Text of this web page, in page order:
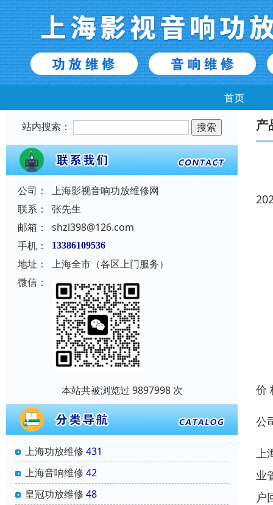
首页
站内搜索：
公司：
上海影视音响功放维修网
联系：
张先生
邮箱：
shzl398@126.com
手机：
13386109536
地址：
上海全市（各区上门服务）
微信：
本站共被浏览过 9897998 次
上海功放维修 431
上海音响维修 42
皇冠功放维修 48
产
价
公
上
业
户